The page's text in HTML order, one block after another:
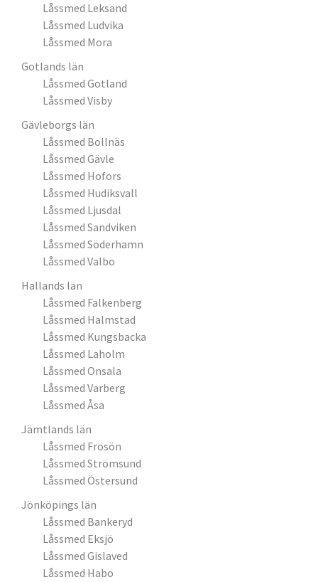
Låssmed Leksand
Låssmed Ludvika
Låssmed Mora
Gotlands län
Låssmed Gotland
Låssmed Visby
Gävleborgs län
Låssmed Bollnäs
Låssmed Gävle
Låssmed Hofors
Låssmed Hudiksvall
Låssmed Ljusdal
Låssmed Sandviken
Låssmed Söderhamn
Låssmed Valbo
Hallands län
Låssmed Falkenberg
Låssmed Halmstad
Låssmed Kungsbacka
Låssmed Laholm
Låssmed Onsala
Låssmed Varberg
Låssmed Åsa
Jämtlands län
Låssmed Frösön
Låssmed Strömsund
Låssmed Östersund
Jönköpings län
Låssmed Bankeryd
Låssmed Eksjö
Låssmed Gislaved
Låssmed Habo